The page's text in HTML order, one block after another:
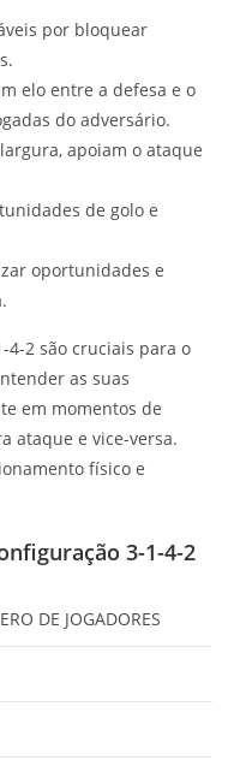
por bloquear
elo entre a defesa e o
do adversário.
apoiam o ataque
de golo e
oportunidades e
4-2 são cruciais para o
as suas
em momentos de
ataque e vice-versa.
físico e
3-1-4-2
DE JOGADORES